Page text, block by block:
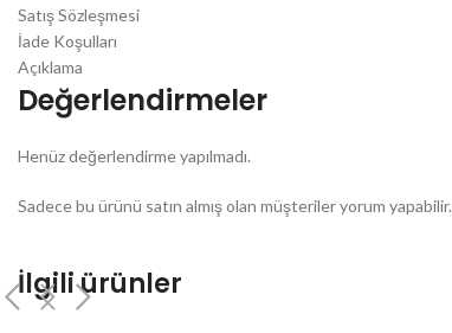
Satış Sözleşmesi
İade Koşulları
Açıklama
Değerlendirmeler
Henüz değerlendirme yapılmadı.
Sadece bu ürünü satın almış olan müşteriler yorum yapabilir.
İlgili ürünler